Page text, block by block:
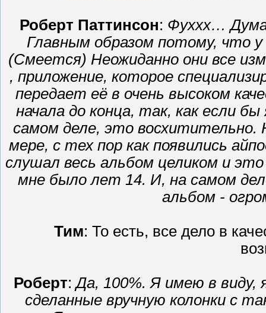
Роберт Паттинсон: Фуххх…
Главным образом потому, что у
(Смеется) Неожиданно они все
, приложение, которое
передает её в очень высоком
начала до конца, так, как если
самом деле, это восхитительно.
мере, с тех пор как появились
слушал весь альбом целиком и
мне было лет 14. И, на самом
альбом -
Тим: То есть, все дело в
Роберт:Да, 100%. Я имею в виду,
сделанные вручную колонки с